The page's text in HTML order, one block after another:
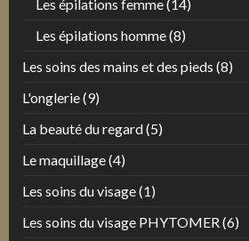
Les épilations femme(14)
Les épilations homme(8)
Les soins des mains et des pieds (8)
L'onglerie(9)
La beauté du regard(5)
Le maquillage(4)
Les soins du visage(1)
Les soins du visage PHYTOMER (6)